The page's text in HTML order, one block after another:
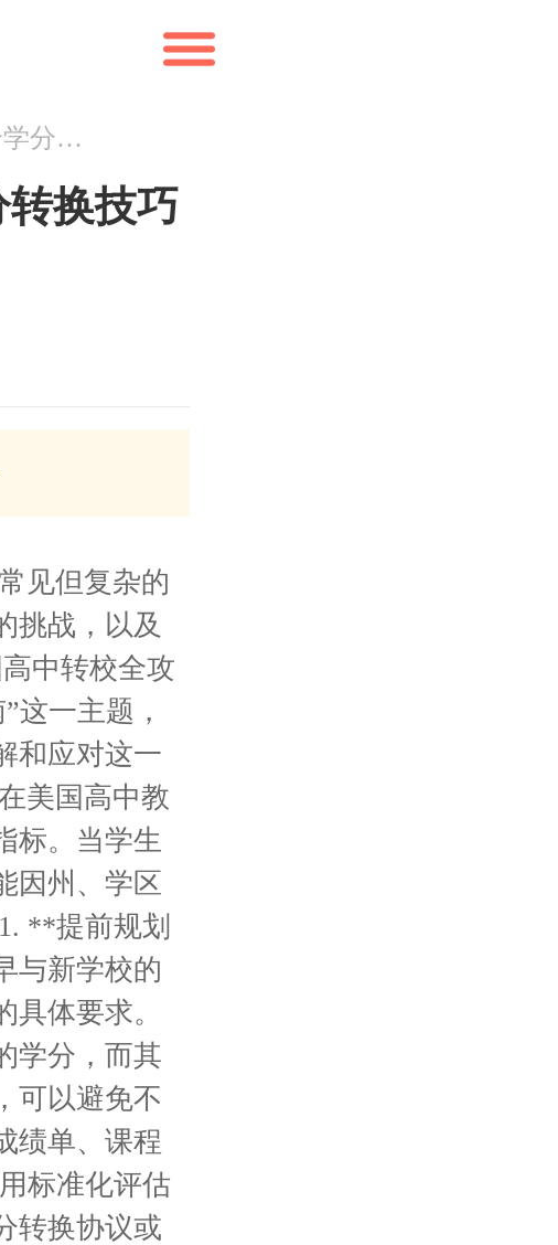
美国高中转校全攻略：3个学分转换技巧+5大常见误区避坑指南
换技巧
见但复杂的
挑战，以及
中转校全攻
这一主题，
和应对这一
美国高中教
标。当学生
因州、学区
**提前规划
与新学校的
体要求。
学分，而其
可以避免不
绩单、课程
标准化评估
转换协议或